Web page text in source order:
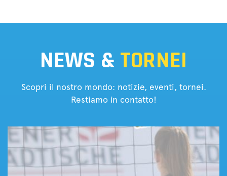
NEWS & TORNEI
Scopri il nostro mondo: notizie, eventi, tornei.
Restiamo in contatto!
Tornei